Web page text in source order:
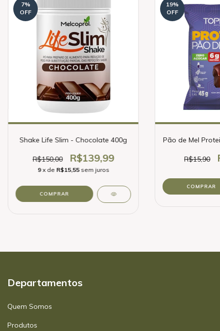
7%
OFF
Shake Life Slim - Chocolate 400g
R$150,00 R$139,99
9 x de R$15,55 sem juros
19%
OFF
Pão de Mel
R$15,90
Departamentos
Quem Somos
Produtos